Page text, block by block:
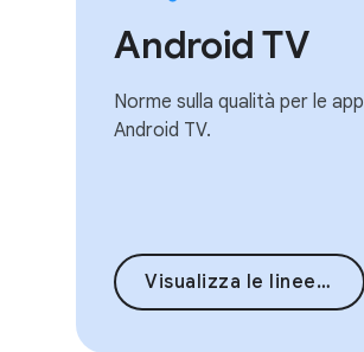
Android TV
Norme sulla qualità per le app
Android TV.
Visualizza le linee guida